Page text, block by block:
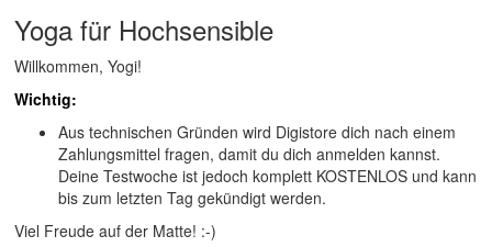
Yoga für Hochsensible
Willkommen, Yogi!
Wichtig:
Aus technischen Gründen wird Digistore dich nach einem
Zahlungsmittel fragen, damit du dich anmelden kannst.
Deine Testwoche ist jedoch komplett KOSTENLOS und kann
bis zum letzten Tag gekündigt werden.
Viel Freude auf der Matte! :-)